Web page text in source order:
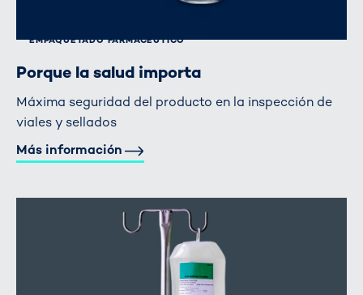
EMPAQUETADO FARMACÉUTICO
Porque la salud importa
Máxima seguridad del producto en la inspección de
viales y sellados
Más información